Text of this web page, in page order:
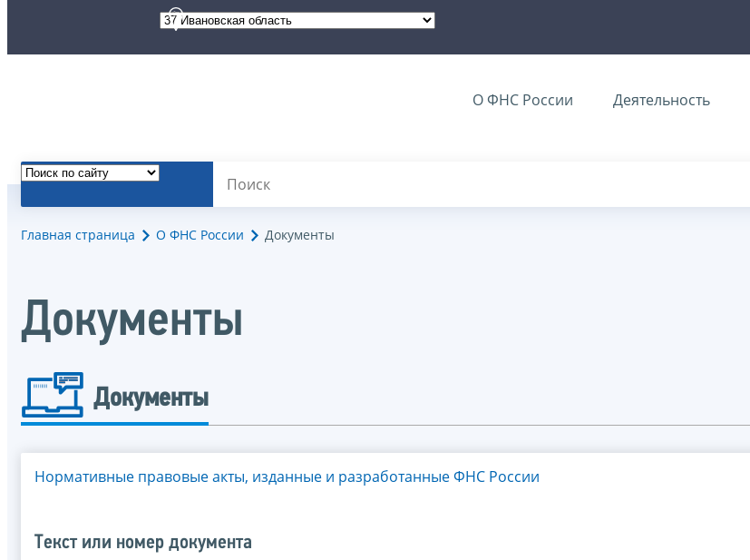
О ФНС России Деятельность
Главная страница О ФНС России Документы
Документы
Документы
Нормативные правовые акты, изданные и разработанные ФНС России
Текст или номер документа